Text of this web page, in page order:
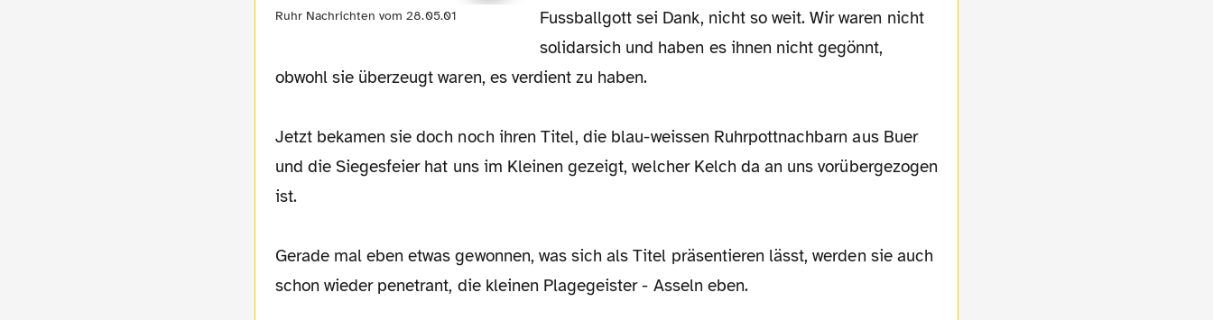
Ruhr Nachrichten vom 28.05.01
Fussballgott sei Dank, nicht so weit. Wir waren nicht
solidarsich und haben es ihnen nicht gegönnt,
obwohl sie überzeugt waren, es verdient zu haben.
Jetzt bekamen sie doch noch ihren Titel, die blau-weissen Ruhrpottnachbarn aus Buer
und die Siegesfeier hat uns im Kleinen gezeigt, welcher Kelch da an uns vorübergezogen
ist.
Gerade mal eben etwas gewonnen, was sich als Titel präsentieren lässt, werden sie auch
schon wieder penetrant, die kleinen Plagegeister - Asseln eben.